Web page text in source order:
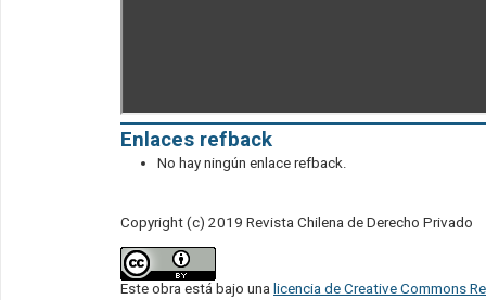
Enlaces refback
No hay ningún enlace refback.
Copyright (c) 2019 Revista Chilena de Derecho Privado
Este obra está bajo una licencia de Creative Commons